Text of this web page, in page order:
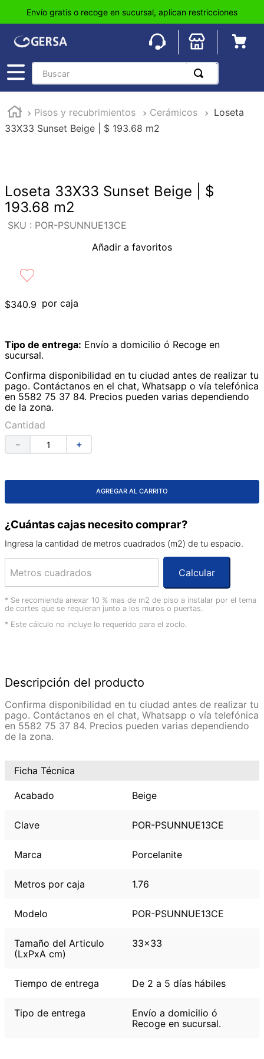
Envío gratis o recoge en sucursal, aplican restricciones
Buscar
Pisos y recubrimientos Cerámicos
Loseta
33X33 Sunset Beige | $ 193.68 m2
Loseta 33X33 Sunset Beige | $
193.68 m2
: POR-PSUNNUE13CE
Añadir a favoritos
$340.9 por caja
Tipo de entrega: Envío a domicilio ó Recoge en
sucursal.
Confirma disponibilidad en tu ciudad antes de realizar tu
pago. Contáctanos en el chat, Whatsapp o vía telefónica
en 5582 75 37 84. Precios pueden varias dependiendo
de la zona.
Cantidad
＋
－
AGREGAR AL CARRITO
¿Cuántas cajas necesito comprar?
Ingresa la cantidad de metros cuadrados (m2) de tu espacio.
Calcular
* Se recomienda anexar 10 % mas de m2 de piso a instalar por el tema
de cortes que se requieran junto a los muros o puertas.
* Este cálculo no incluye lo requerido para el zoclo.
Descripción del producto
Confirma disponibilidad en tu ciudad antes de realizar tu
pago. Contáctanos en el chat, Whatsapp o vía telefónica
en 5582 75 37 84. Precios pueden varias dependiendo
de la zona.
Ficha Técnica
Acabado Beige
Clave POR-PSUNNUE13CE
Marca Porcelanite
Metros por caja 1.76
Modelo POR-PSUNNUE13CE
Tamaño del Articulo
(LxPxA cm)
33x33
Tiempo de entrega De 2 a 5 días hábiles
Tipo de entrega
Envío a domicilio ó
Recoge en sucursal.
1.
pisos
2.
loseta
5
lavabo
10. azulejos